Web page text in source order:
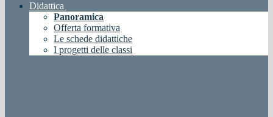
Didattica
Panoramica
Offerta formativa
Le schede didattiche
I progetti delle classi